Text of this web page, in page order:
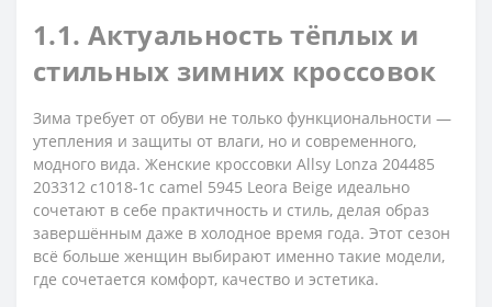
1.1. Актуальность тёплых и
стильных зимних кроссовок
Зима требует от обуви не только функциональности —
утепления и защиты от влаги, но и современного,
модного вида. Женские кроссовки Allsy Lonza 204485
203312 c1018-1c camel 5945 Leora Beige идеально
сочетают в себе практичность и стиль, делая образ
завершённым даже в холодное время года. Этот сезон
всё больше женщин выбирают именно такие модели,
где сочетается комфорт, качество и эстетика.